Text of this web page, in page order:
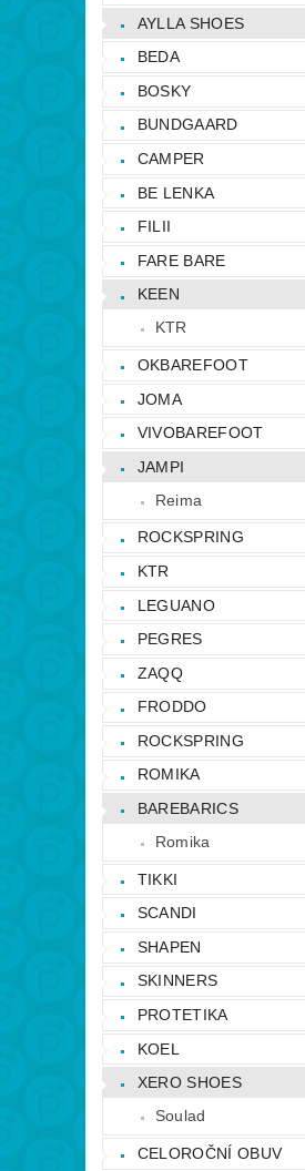
AYLLA SHOES
BEDA
BOSKY
BUNDGAARD
CAMPER
BE LENKA
FILII
FARE BARE
KEEN
KTR
OKBAREFOOT
JOMA
VIVOBAREFOOT
JAMPI
Reima
ROCKSPRING
KTR
LEGUANO
PEGRES
ZAQQ
FRODDO
ROCKSPRING
ROMIKA
BAREBARICS
Romika
TIKKI
SCANDI
SHAPEN
SKINNERS
PROTETIKA
KOEL
XERO SHOES
Soulad
CELOROČNÍ OBUV